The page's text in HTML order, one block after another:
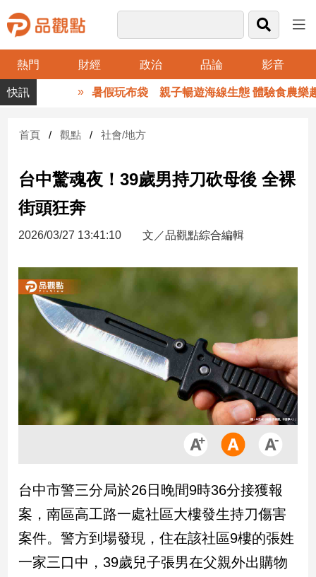
熱門 財經 政治 品論 影音
品
觀
財
台
財
新
產
經/
產
品
政
治
政
治
焦
暑假玩布袋 親子暢遊海線生態 體驗食農樂趣
首頁 觀點 社會/地方
台中驚魂夜！39歲男持刀砍母後 全裸
街頭狂奔
2026/03/27 13:41:10 文／品觀點綜合編輯
台中市警三分局於26日晚間9時36分接獲報
案，南區高工路一處社區大樓發生持刀傷害
案件。警方到場發現，住在該社區9樓的張姓
一家三口中，39歲兒子張男在父親外出購物